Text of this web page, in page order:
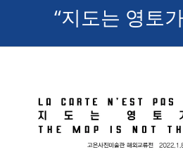
“지도는 영토